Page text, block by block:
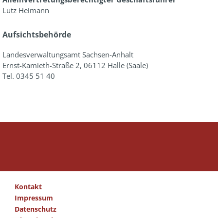
Lutz Heimann
Aufsichtsbehörde
Landesverwaltungsamt Sachsen-Anhalt
Ernst-Kamieth-Straße 2, 06112 Halle (Saale)
Tel. 0345 51 40
Kontakt
Impressum
Datenschutz